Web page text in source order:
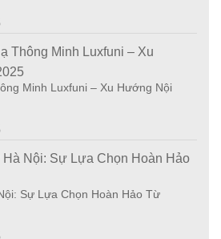
Minh Luxfuni – Xu Hướng Nội
Sự Lựa Chọn Hoàn Hảo Từ